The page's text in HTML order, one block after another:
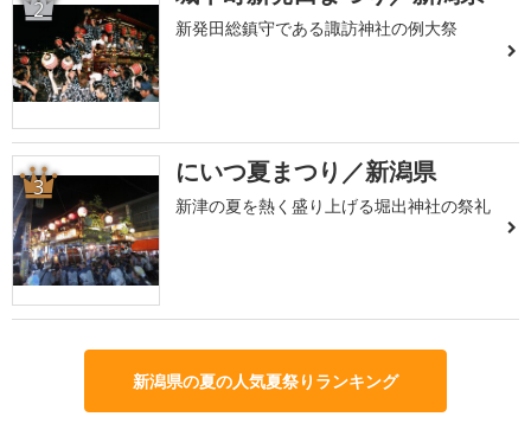
2
新発田総鎮守である諏訪神社の例大祭
3 にいつ夏まつり／新潟県
新津の夏を熱く盛り上げる堀出神社の祭礼
新潟県の夏の人気夏祭りランキング